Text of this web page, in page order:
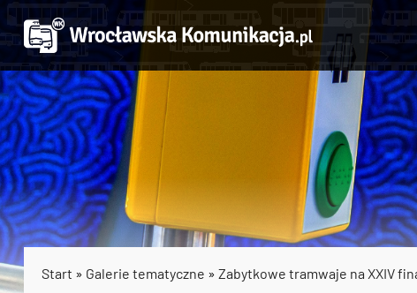
Start » Galerie tematyczne » Zabytkowe tramwaje na XXIV